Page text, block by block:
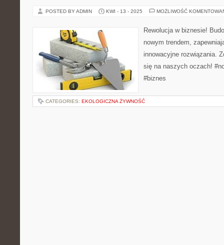
POSTED BY ADMIN KWI - 13 - 2025 MOŻLIWOŚĆ
Rewolucja w biznesie!
nowym trendem,
innowacyjne rozwiązania.
się na naszych oczach!
#biznes
CATEGORIES: EKOLOGICZNA ŻYWNOŚĆ